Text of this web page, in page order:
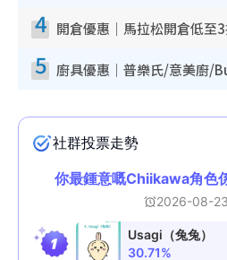
4
5